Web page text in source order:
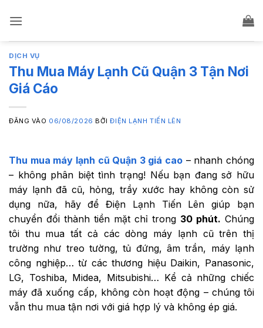
qua
dungDỊCH VỤ
Thu Mua Máy Lạnh Cũ Quận 3 Tận Nơi
Giá Cáo
ĐĂNG VÀO 06/08/2026 BỞIĐIỆN LẠNH TIẾN LÊN
Thu mua máy lạnh cũ Quận 3 giá cao – nhanh chóng
– không phân biệt tình trạng! Nếu bạn đang sở hữu
máy lạnh đã cũ, hỏng, trầy xước hay không còn sử
dụng nữa, hãy để Điện Lạnh Tiến Lên giúp bạn
chuyển đổi thành tiền mặt chỉ trong 30 phút. Chúng
tôi thu mua tất cả các dòng máy lạnh cũ trên thị
trường như treo tường, tủ đứng, âm trần, máy lạnh
công nghiệp… từ các thương hiệu Daikin, Panasonic,
LG, Toshiba, Midea, Mitsubishi… Kể cả những chiếc
máy đã xuống cấp, không còn hoạt động – chúng tôi
vẫn thu mua tận nơi với giá hợp lý và không ép giá.